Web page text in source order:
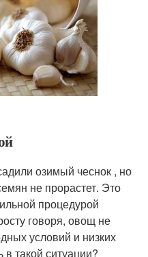
озимый чеснок , но
не прорастет. Это
процедурой
говоря, овощ не
условий и низких
в такой ситуации?